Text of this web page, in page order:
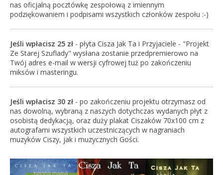
nas oficjalną pocztówkę zespołową z imiennym
podziękowaniem i podpisami wszystkich członków zespołu :-)
Jeśli wpłacisz 25 zł- płyta Cisza Jak Ta i Przyjaciele - "Projekt
Ze Starej Szuflady" wysłana zostanie przedpremierowo na
Twój adres e-mail w wersji cyfrowej tuż po zakończeniu
miksów i masteringu.
Jeśli wpłacisz 30 zł- po zakończeniu projektu otrzymasz od
nas dowolną, wybraną z naszych dotychczas wydanych płyt z
osobistą dedykacją, oraz duży plakat Ciszaków 70x100 cm z
autografami wszystkich uczestniczących w nagraniach
muzyków Ciszy, jak i muzycznych Gości.